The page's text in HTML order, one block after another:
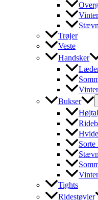
Trøjer
Veste
Handsker
Bukser
Sorte
Tights
Ridestøvler